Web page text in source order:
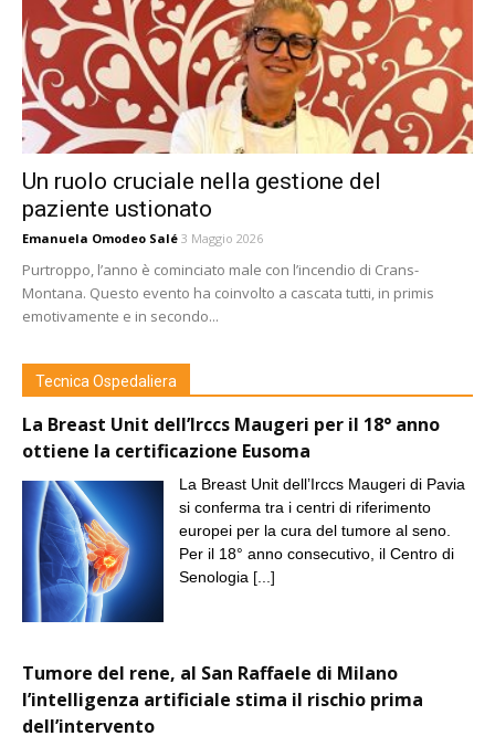
Un ruolo cruciale nella gestione del
paziente ustionato
Emanuela Omodeo Salé 3 Maggio 2026
Purtroppo, l’anno è cominciato male con l’incendio di Crans-
Montana. Questo evento ha coinvolto a cascata tutti, in primis
emotivamente e in secondo...
Tecnica Ospedaliera
La Breast Unit dell’Irccs Maugeri per il 18° anno
ottiene la certificazione Eusoma
La Breast Unit dell’Irccs Maugeri di Pavia
si conferma tra i centri di riferimento
europei per la cura del tumore al seno.
Per il 18° anno consecutivo, il Centro di
Senologia [...]
Tumore del rene, al San Raffaele di Milano
l’intelligenza artificiale stima il rischio prima
dell’intervento